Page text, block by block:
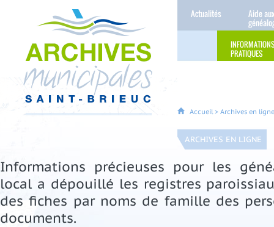
Actualités Aide
INFORMATIONS
PRATIQUES
Accueil> Archives en ligne
ARCHIVES EN LIGNE
Informations précieuses pour les
local a dépouillé les registres
des fiches par noms de famille des
documents.